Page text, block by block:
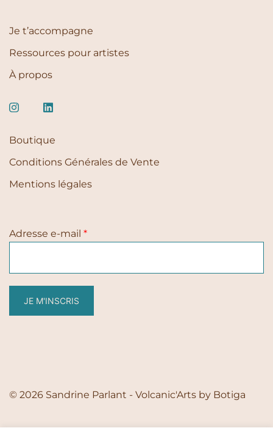
Je t’accompagne
Ressources pour artistes
À propos
Boutique
Conditions Générales de Vente
Mentions légales
Adresse e-mail *
JE M'INSCRIS
© 2026 Sandrine Parlant - Volcanic'Arts by Botiga